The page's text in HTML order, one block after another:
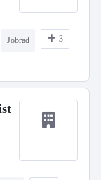
Jobrad 3